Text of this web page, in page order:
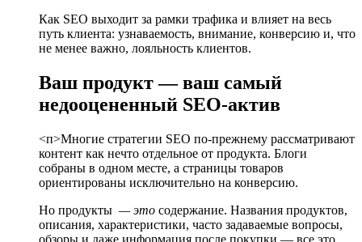
Как SEO выходит за рамки трафика и влияет на весь
путь клиента: узнаваемость, внимание, конверсию и, что
не менее важно, лояльность клиентов.
Ваш продукт — ваш самый
недооцененный SEO-актив
<п>Многие стратегии SEO по-прежнему рассматривают
контент как нечто отдельное от продукта. Блоги
собраны в одном месте, а страницы товаров
ориентированы исключительно на конверсию.
Но продукты — это содержание. Названия продуктов,
описания, характеристики, часто задаваемые вопросы,
обзоры и даже информация после покупки — все это